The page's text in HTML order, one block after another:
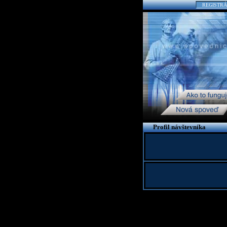
Profil návštevníka